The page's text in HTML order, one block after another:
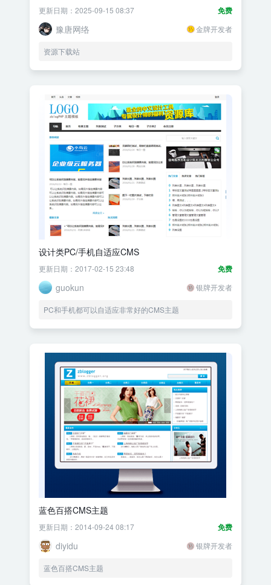
免费
更新日期：2025-09-15 08:37
豫唐网络 金牌开发者
资源下载站
设计类PC/手机自适应CMS
免费
更新日期：2017-02-15 23:48
guokun 银牌开发者
PC和手机都可以自适应非常好的CMS主题
蓝色百搭CMS主题
免费
更新日期：2014-09-24 08:17
diyidu 银牌开发者
蓝色百搭CMS主题